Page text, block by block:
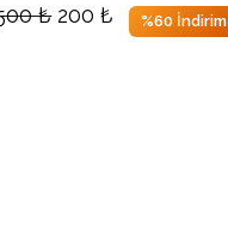
₺ 200₺ %60 İndirim